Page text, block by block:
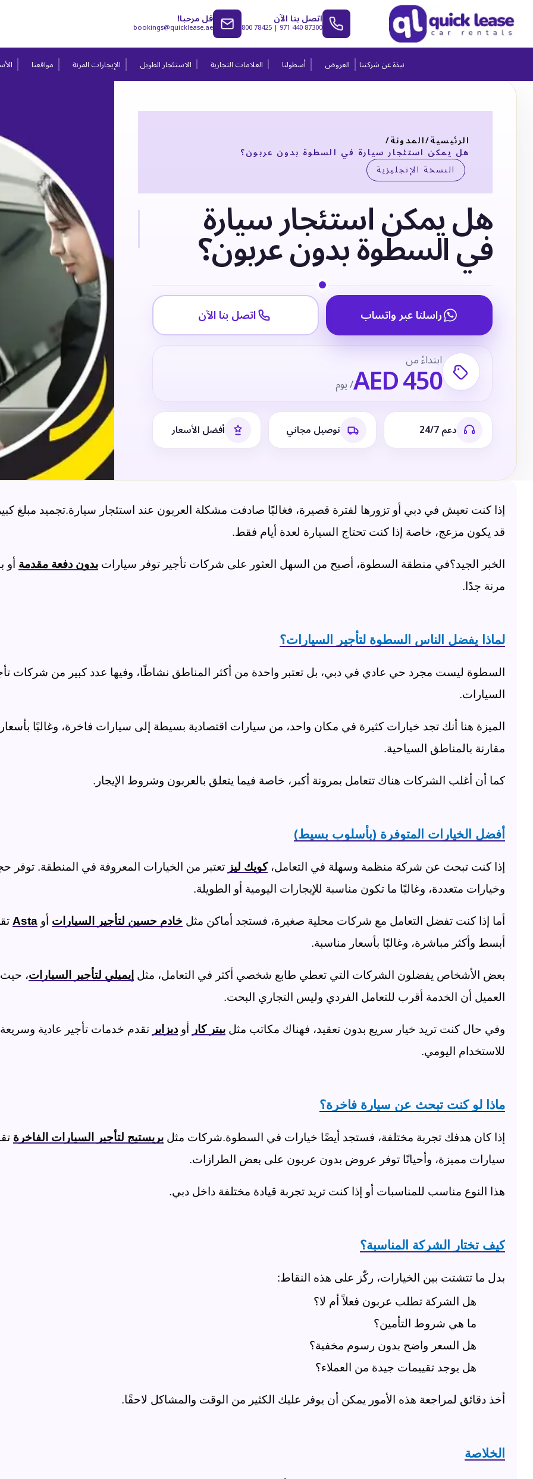
اتصل بنا الآن800 78425 |971 440 87300 قل مرحبا!
bookings@quicklease.ae
نبذة عن شركتنا العروض أسطولنا العلامات التجارية الاستئجار الطويل الإيجارات المرنة مواقعنا
الرئيسية/المدونة/
هل يمكن استئجار سيارة في السطوة بدون عربون؟
النسخة الإنجليزية
هل يمكن استئجار سيارة
في السطوة بدون عربون؟
راسلنا عبر واتساب اتصل بنا الآن
ابتداءً من
AED 450/ يوم
دعم 24/7 توصيل مجاني أفضل الأسعار
إذا كنت تعيش في دبي أو تزورها لفترة قصيرة، فغالبًا صادفت مشكلة العربون عند استئجار سيارة.تجميد مبلغ
قد يكون مزعج، خاصة إذا كنت تحتاج السيارة لعدة أيام فقط.
الخبر الجيد؟في منطقة السطوة، أصبح من السهل العثور على شركات تأجير توفر سيارات بدون دفعة مقدمة
مرنة جدًا .
لماذا يفضل الناس السطوة لتأجير السيارات؟
السطوة ليست مجرد حي عادي في دبي، بل تعتبر واحدة من أكثر المناطق نشاطًا، وفيها عدد كبير من شركات
السيارات.
الميزة هنا أنك تجد خيارات كثيرة في مكان واحد، من سيارات اقتصادية بسيطة إلى سيارات فاخرة، وغالبًا
مقارنة بالمناطق السياحية.
كما أن أغلب الشركات هناك تتعامل بمرونة أكبر، خاصة فيما يتعلق بالعربون وشروط الإيجار .
أفضل الخيارات المتوفرة (بأسلوب بسيط)
إذا كنت تبحث عن شركة منظمة وسهلة في التعامل،كويك ليز تعتبر من الخيارات المعروفة في المنطقة. توفر
وخيارات متعددة، وغالبًا ما تكون مناسبة للإيجارات اليومية أو الطويلة.
أما إذا كنت تفضل التعامل مع شركات محلية صغيرة، فستجد أماكن مثل خادم حسين لتأجير السيارات أو Asta
أبسط وأكثر مباشرة، وغالبًا بأسعار مناسبة.
بعض الأشخاص يفضلون الشركات التي تعطي طابع شخصي أكثر في التعامل، مثل إيميلي لتأجير السيارات،
العميل أن الخدمة أقرب للتعامل الفردي وليس التجاري البحت.
وفي حال كنت تريد خيار سريع بدون تعقيد، فهناك مكاتب مثل بيتر كار أو ديزاير تقدم خدمات تأجير عادية
للاستخدام اليومي.
ماذا لو كنت تبحث عن سيارة فاخرة؟
إذا كان هدفك تجربة مختلفة، فستجد أيضًا خيارات في السطوة.شركات مثل بريستيج لتأجير السيارات الفاخرة
سيارات مميزة، وأحيانًا توفر عروض بدون عربون على بعض الطرازات.
هذا النوع مناسب للمناسبات أو إذا كنت تريد تجربة قيادة مختلفة داخل دبي.
كيف تختار الشركة المناسبة؟
بدل ما تتشتت بين الخيارات، ركّز على هذه النقاط:
هل الشركة تطلب عربون فعلاً أم لا؟
ما هي شروط التأمين؟
هل السعر واضح بدون رسوم مخفية؟
هل يوجد تقييمات جيدة من العملاء؟
أخذ دقائق لمراجعة هذه الأمور يمكن أن يوفر عليك الكثير من الوقت والمشاكل لاحقًا.
الخلاصة